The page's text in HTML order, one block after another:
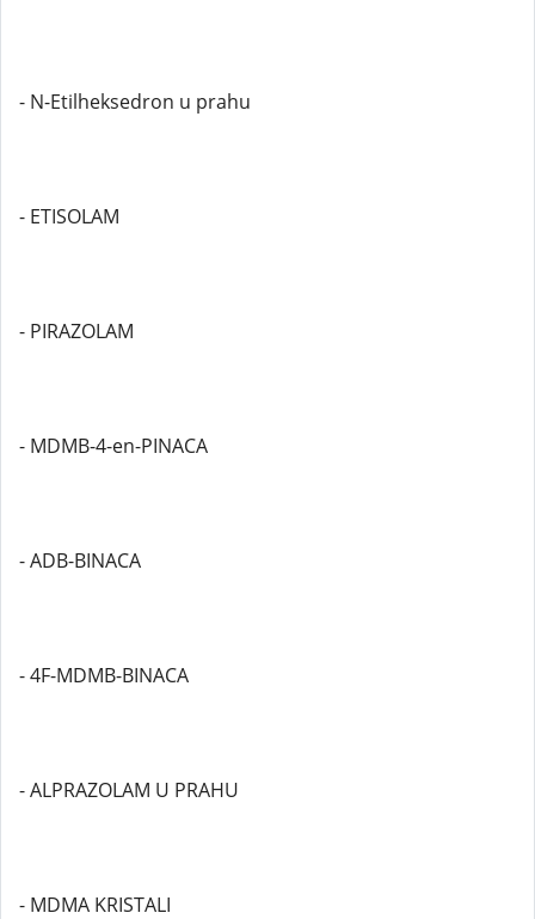
- N-Etilheksedron u prahu
- ETISOLAM
- PIRAZOLAM
- MDMB-4-en-PINACA
- ADB-BINACA
- 4F-MDMB-BINACA
- ALPRAZOLAM U PRAHU
- MDMA KRISTALI